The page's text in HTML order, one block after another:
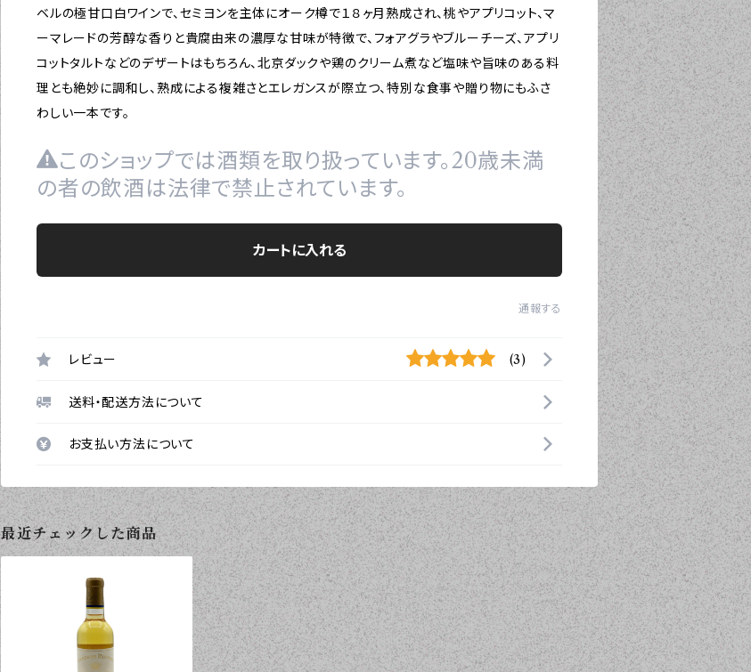
ベルの極甘口白ワインで、セミヨンを主体にオーク樽で１８ヶ月熟成され、桃やアプリコット、マ
ーマレードの芳醇な香りと貴腐由来の濃厚な甘味が特徴で、フォアグラやブルーチーズ、アプリ
コットタルトなどのデザートはもちろん、北京ダックや鶏のクリーム煮など塩味や旨味のある料
理とも絶妙に調和し、熟成による複雑さとエレガンスが際立つ、特別な食事や贈り物にもふさ
わしい一本です。
このショップでは酒類を取り扱っています。20歳未満
の者の飲酒は法律で禁止されています。
カートに入れる
通報する
レビュー (3)
送料・配送方法について
お支払い方法について
最近チェックした商品